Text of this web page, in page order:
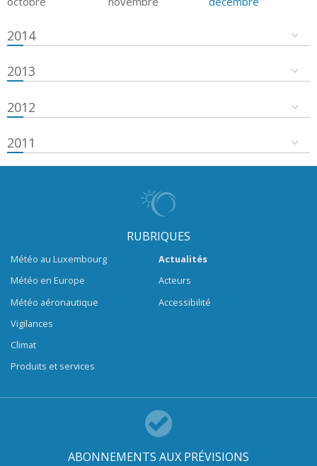
2014
2013
2012
2011
RUBRIQUES
Météo au Luxembourg
Météo en Europe
Météo aéronautique
Vigilances
Climat
Produits et services
Actualités
Acteurs
Accessibilité
ABONNEMENTS AUX PRÉVISIONS